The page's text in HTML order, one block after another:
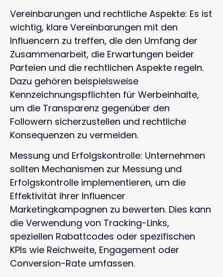
Vereinbarungen und rechtliche Aspekte: Es ist
wichtig, klare Vereinbarungen mit den
Influencern zu treffen, die den Umfang der
Zusammenarbeit, die Erwartungen beider
Parteien und die rechtlichen Aspekte regeln.
Dazu gehören beispielsweise
Kennzeichnungspflichten für Werbeinhalte,
um die Transparenz gegenüber den
Followern sicherzustellen und rechtliche
Konsequenzen zu vermeiden.
Messung und Erfolgskontrolle: Unternehmen
sollten Mechanismen zur Messung und
Erfolgskontrolle implementieren, um die
Effektivität ihrer Influencer
Marketingkampagnen zu bewerten. Dies kann
die Verwendung von Tracking-Links,
speziellen Rabattcodes oder spezifischen
KPIs wie Reichweite, Engagement oder
Conversion-Rate umfassen.